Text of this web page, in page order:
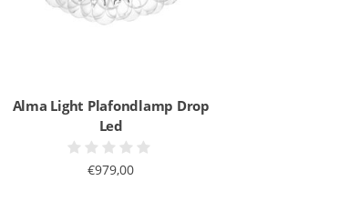
Alma Light Plafondlamp Drop
Led
€979,00